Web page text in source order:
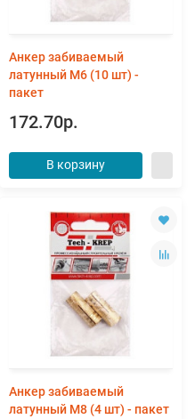
Анкер забиваемый
латунный М6 (10 шт) -
пакет
172.70р.
В корзину
Анкер забиваемый
латунный М8 (4 шт) - пакет